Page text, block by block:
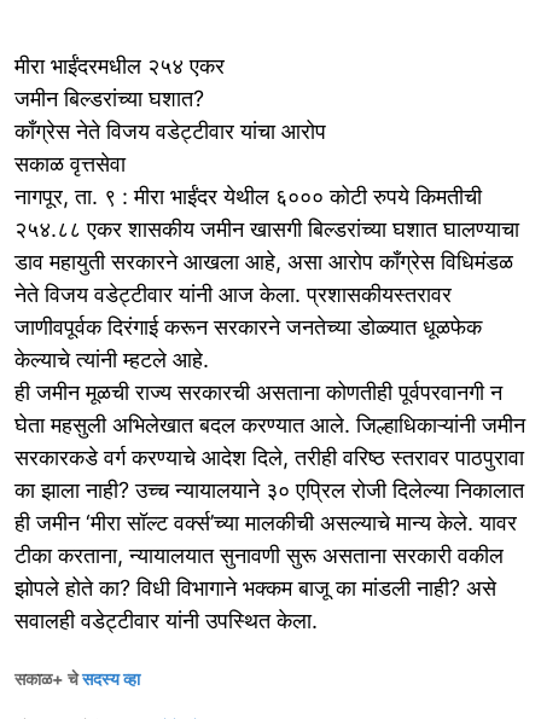
मीरा भाईंदरमधील २५४ एकर
जमीन बिल्डरांच्या घशात?
कॉंग्रेस नेते विजय वडेट्टीवार यांचा आरोप
सकाळ वृत्तसेवा
नागपूर, ता. ९ : मीरा भाईंदर येथील ६००० कोटी रुपये किमतीची
२५४.८८ एकर शासकीय जमीन खासगी बिल्डरांच्या घशात घालण्याचा
डाव महायुती सरकारने आखला आहे, असा आरोप काँग्रेस विधिमंडळ
नेते विजय वडेट्टीवार यांनी आज केला. प्रशासकीयस्तरावर
जाणीवपूर्वक दिरंगाई करून सरकारने जनतेच्या डोळ्यात धूळफेक
केल्याचे त्यांनी म्हटले आहे.
ही जमीन मूळची राज्य सरकारची असताना कोणतीही पूर्वपरवानगी न
घेता महसुली अभिलेखात बदल करण्यात आले. जिल्हाधिकाऱ्यांनी जमीन
सरकारकडे वर्ग करण्याचे आदेश दिले, तरीही वरिष्ठ स्तरावर पाठपुरावा
का झाला नाही? उच्च न्यायालयाने ३० एप्रिल रोजी दिलेल्या निकालात
ही जमीन ‘मीरा सॉल्ट वर्क्स’च्या मालकीची असल्याचे मान्य केले. यावर
टीका करताना, न्यायालयात सुनावणी सुरू असताना सरकारी वकील
झोपले होते का? विधी विभागाने भक्कम बाजू का मांडली नाही? असे
सवालही वडेट्टीवार यांनी उपस्थित केला.
सकाळ+ चेसदस्य व्हा